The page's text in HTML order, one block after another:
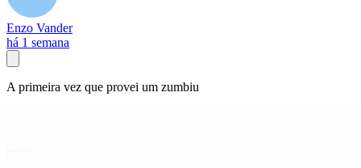
Enzo Vander
há 1 semana
A primeira vez que provei um zumbiu